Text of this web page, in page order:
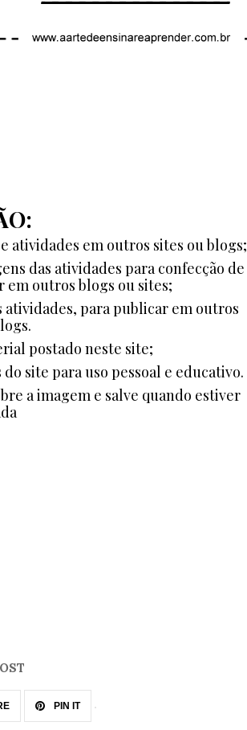
atividades em outros sites ou blogs;
das atividades para confecção de
outros blogs ou sites;
para publicar em outros
postado neste site;
site para uso pessoal e educativo.
a imagem e salve quando estiver
PIN IT